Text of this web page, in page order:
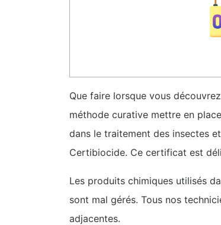
Que faire lorsque vous
méthode curative mettre en
dans le traitement des insectes
Certibiocide. Ce certificat est
Les produits chimiques utilisés
sont mal gérés. Tous nos
adjacentes.